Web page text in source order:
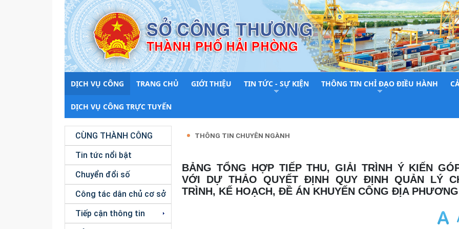
DỊCH VỤ CÔNG TRANG CHỦ GIỚI THIỆU TIN TỨC - SỰ KIỆN THÔNG TIN CHỈ ĐẠO ĐIỀU HÀNH
DỊCH VỤ CÔNG TRỰC TUYẾN
CÙNG THÀNH CÔNG
Tin tức nổi bật
Chuyển đổi số
Công tác dân chủ cơ sở
Tiếp cận thông tin
THÔNG TIN CHUYÊN NGÀNH
BẢNG TỔNG HỢP TIẾP THU, GIẢI TRÌNH Ý KIẾN GÓP Ý ĐỐI
VỚI DỰ THẢO QUYẾT ĐỊNH QUY ĐỊNH QUẢN LÝ
TRÌNH, KẾ HOẠCH, ĐỀ ÁN KHUYẾN CÔNG ĐỊA PHƯƠNG